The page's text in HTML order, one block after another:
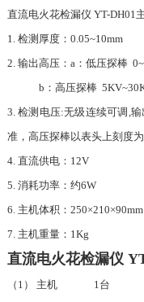
直流电火花检漏仪 YT-DH01
1. 检测厚度：0.05~10mm
2. 输出高压：a：低压探棒
b：高压探棒 5KV~30KV
3. 检测电压:无级连续可调,
准，高压探棒以表头上刻度为
4. 直流供电：12V
5. 消耗功率：约6W
6. 主机体积：250×210×90mm
7. 主机重量：1Kg
直流电火花检漏仪
（1） 主机 1台